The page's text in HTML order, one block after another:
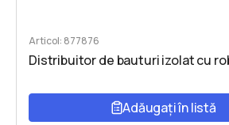
Articol: 877876
Distribuitor de bauturi izolat cu
Adăugați în listă